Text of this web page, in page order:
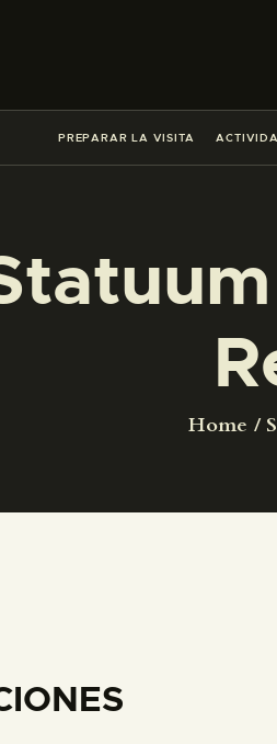
PREPARAR LA VISITA
Home
█
DIDÁCTICA